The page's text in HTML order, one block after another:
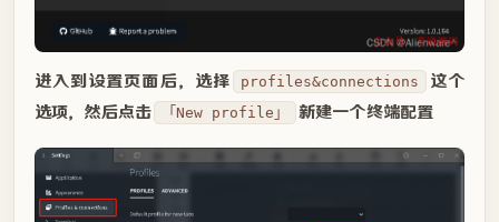
进入到设置页面后，选择 profiles&connections
这个
选项，然后点击
「New profile」 新建一个终端配置